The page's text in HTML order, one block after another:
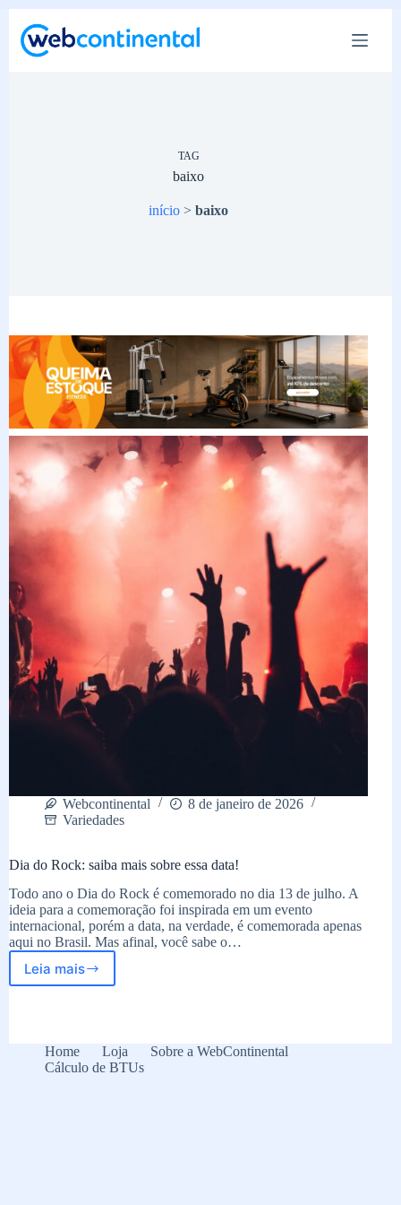
para
TAG
baixo
início >baixo
Webcontinental
8 de janeiro de 2026
Variedades
Dia do Rock: saiba mais sobre essa data!
Todo ano o Dia do Rock é comemorado no dia 13 de julho. A
ideia para a comemoração foi inspirada em um evento
internacional, porém a data, na verdade, é comemorada apenas
aqui no Brasil. Mas afinal, você sabe o…
Leia mais
Dia
sobre
essa
Home Loja
Sobre a WebContinental
Cálculo de BTUs